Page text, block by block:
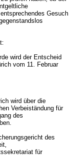
Gesuch
wird der Entscheid
vom 11. Februar
wird über die
Verbeiständung für
des
des
für